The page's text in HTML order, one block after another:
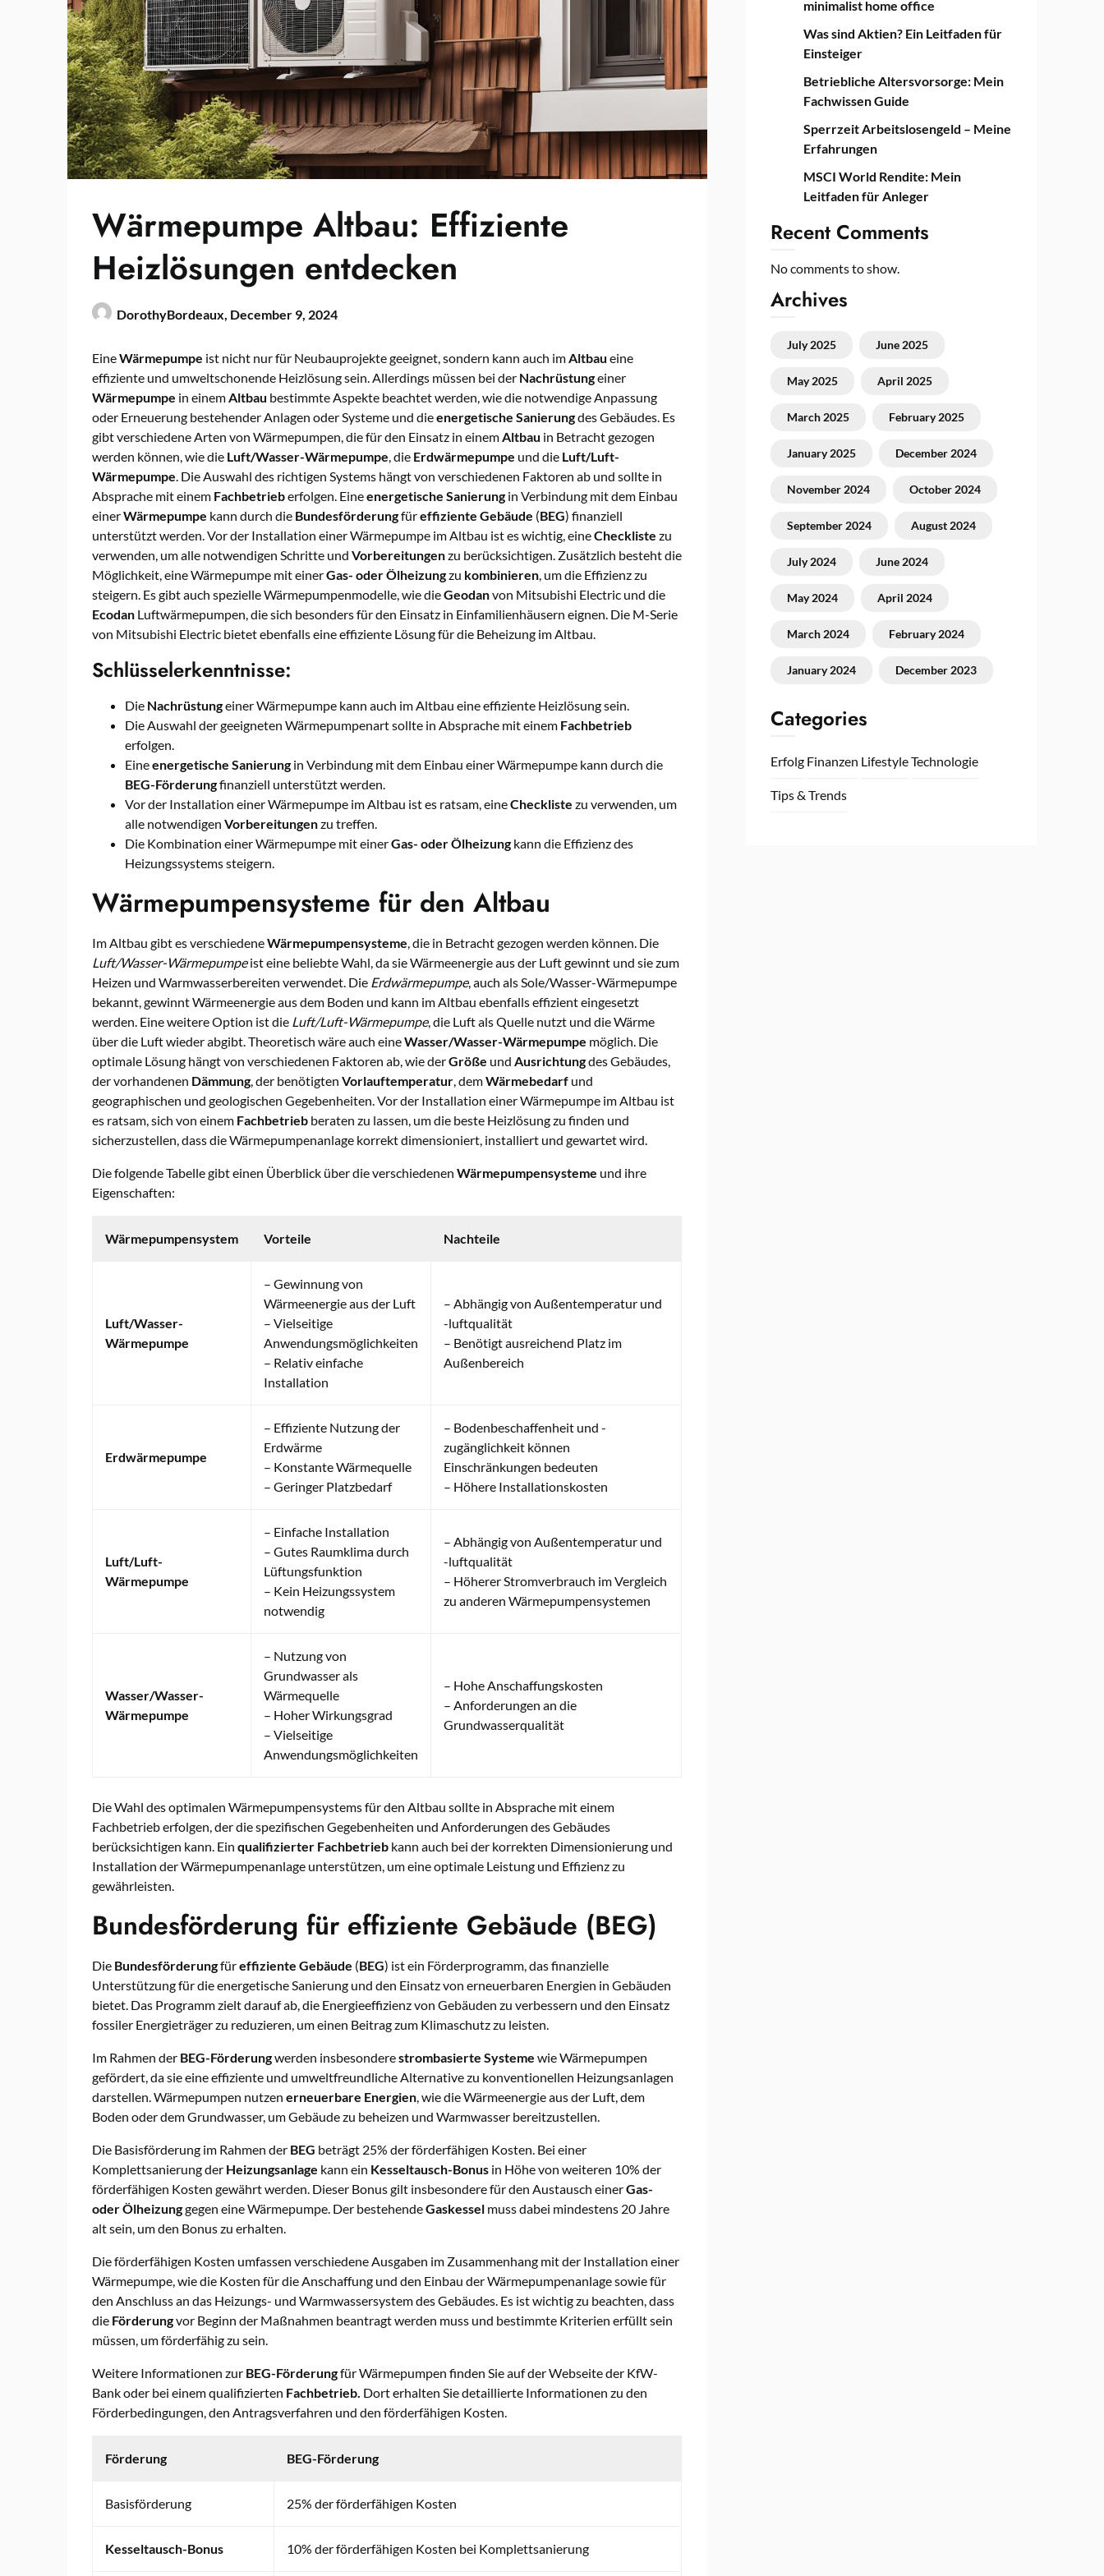
Wärmepumpe Altbau: Effiziente
Heizlösungen entdecken
DorothyBordeaux, December 9, 2024
EineWärmepumpe ist nicht nur für Neubauprojekte geeignet, sondern kann auch imAltbau eine
effiziente und umweltschonende Heizlösung sein. Allerdings müssen bei der Nachrüstungeiner
Wärmepumpe in einemAltbau bestimmte Aspekte beachtet werden, wie die notwendige Anpassung
oder Erneuerung bestehender Anlagen oder Systeme und dieenergetische Sanierungdes Gebäudes. Es
gibt verschiedene Arten von Wärmepumpen, die für den Einsatz in einemAltbau in Betracht gezogen
werden können, wie die Luft/Wasser-Wärmepumpe, die Erdwärmepumpe und die Luft/Luft-
Wärmepumpe. Die Auswahl des richtigen Systems hängt von verschiedenen Faktoren ab und sollte in
Absprache mit einem Fachbetrieberfolgen. Eineenergetische Sanierung in Verbindung mit dem Einbau
einerWärmepumpe kann durch die Bundesförderungfüreffiziente Gebäude (BEG) finanziell
unterstützt werden. Vor der Installation einer Wärmepumpe im Altbau ist es wichtig, eineCheckliste zu
verwenden, um alle notwendigen Schritte und Vorbereitungenzu berücksichtigen. Zusätzlich besteht die
Möglichkeit, eine Wärmepumpe mit einerGas- oder Ölheizungzu kombinieren, um die Effizienz zu
steigern. Es gibt auch spezielle Wärmepumpenmodelle, wie dieGeodanvon Mitsubishi Electric und die
Ecodan Luftwärmepumpen, die sich besonders für den Einsatz in Einfamilienhäusern eignen. Die M-Serie
von Mitsubishi Electric bietet ebenfalls eine effiziente Lösung für die Beheizung im Altbau.
Schlüsselerkenntnisse:
Die Nachrüstungeiner Wärmepumpe kann auch im Altbau eine effiziente Heizlösung sein.
Die Auswahl der geeigneten Wärmepumpenart sollte in Absprache mit einem Fachbetrieb
erfolgen.
Eineenergetische Sanierung in Verbindung mit dem Einbau einer Wärmepumpe kann durch die
BEG-Förderungfinanziell unterstützt werden.
Vor der Installation einer Wärmepumpe im Altbau ist es ratsam, eineCheckliste zu verwenden, um
alle notwendigen Vorbereitungenzu treffen.
Die Kombination einer Wärmepumpe mit einerGas- oder Ölheizung kann die Effizienz des
Heizungssystems steigern.
Wärmepumpensysteme für den Altbau
Im Altbau gibt es verschiedeneWärmepumpensysteme, die in Betracht gezogen werden können. Die
Luft/Wasser-Wärmepumpeist eine beliebte Wahl, da sie Wärmeenergie aus der Luft gewinnt und sie zum
Heizen und Warmwasserbereiten verwendet. Die Erdwärmepumpe, auch als Sole/Wasser-Wärmepumpe
bekannt, gewinnt Wärmeenergie aus dem Boden und kann im Altbau ebenfalls effizient eingesetzt
werden. Eine weitere Option ist die Luft/Luft-Wärmepumpe, die Luft als Quelle nutzt und die Wärme
über die Luft wieder abgibt. Theoretisch wäre auch eineWasser/Wasser-Wärmepumpe möglich. Die
optimale Lösung hängt von verschiedenen Faktoren ab, wie derGröße und Ausrichtungdes Gebäudes,
der vorhandenen Dämmung, der benötigten Vorlauftemperatur, demWärmebedarf und
geographischen und geologischen Gegebenheiten. Vor der Installation einer Wärmepumpe im Altbau ist
es ratsam, sich von einem Fachbetrieb beraten zu lassen, um die beste Heizlösung zu finden und
sicherzustellen, dass die Wärmepumpenanlage korrekt dimensioniert, installiert und gewartet wird.
Die folgende Tabelle gibt einen Überblick über die verschiedenen Wärmepumpensysteme und ihre
Eigenschaften:
Wärmepumpensystem Vorteile Nachteile
Luft/Wasser-
Wärmepumpe
– Gewinnung von
Wärmeenergie aus der Luft
– Vielseitige
Anwendungsmöglichkeiten
– Relativ einfache
Installation
– Abhängig von Außentemperatur und
-luftqualität
– Benötigt ausreichend Platz im
Außenbereich
Erdwärmepumpe
– Effiziente Nutzung der
Erdwärme
– Konstante Wärmequelle
– Geringer Platzbedarf
– Bodenbeschaffenheit und -
zugänglichkeit können
Einschränkungen bedeuten
– Höhere Installationskosten
Luft/Luft-
Wärmepumpe
– Einfache Installation
– Gutes Raumklima durch
Lüftungsfunktion
– Kein Heizungssystem
notwendig
– Abhängig von Außentemperatur und
-luftqualität
– Höherer Stromverbrauch im Vergleich
zu anderen Wärmepumpensystemen
Wasser/Wasser-
Wärmepumpe
– Nutzung von
Grundwasser als
Wärmequelle
– Hoher Wirkungsgrad
– Vielseitige
Anwendungsmöglichkeiten
– Hohe Anschaffungskosten
– Anforderungen an die
Grundwasserqualität
Die Wahl des optimalen Wärmepumpensystems für den Altbau sollte in Absprache mit einem
Fachbetrieb erfolgen, der die spezifischen Gegebenheiten und Anforderungen des Gebäudes
berücksichtigen kann. Ein qualifizierter Fachbetrieb kann auch bei der korrekten Dimensionierung und
Installation der Wärmepumpenanlage unterstützen, um eine optimale Leistung und Effizienz zu
gewährleisten.
Bundesförderung für effiziente Gebäude (BEG)
Die Bundesförderungfüreffiziente Gebäude (BEG) ist ein Förderprogramm, das finanzielle
Unterstützung für die energetische Sanierung und den Einsatz von erneuerbaren Energien in Gebäuden
bietet. Das Programm zielt darauf ab, die Energieeffizienz von Gebäuden zu verbessern und den Einsatz
fossiler Energieträger zu reduzieren, um einen Beitrag zum Klimaschutz zu leisten.
Im Rahmen der BEG-Förderungwerden insbesonderestrombasierte Systeme wie Wärmepumpen
gefördert, da sie eine effiziente und umweltfreundliche Alternative zu konventionellen Heizungsanlagen
darstellen. Wärmepumpen nutzen erneuerbare Energien, wie die Wärmeenergie aus der Luft, dem
Boden oder dem Grundwasser, um Gebäude zu beheizen und Warmwasser bereitzustellen.
Die Basisförderung im Rahmen der BEG beträgt 25% der förderfähigen Kosten. Bei einer
Komplettsanierung der Heizungsanlage kann ein Kesseltausch-Bonus in Höhe von weiteren 10% der
förderfähigen Kosten gewährt werden. Dieser Bonus gilt insbesondere für den Austausch einerGas-
oder Ölheizunggegen eine Wärmepumpe. Der bestehendeGaskessel muss dabei mindestens 20 Jahre
alt sein, um den Bonus zu erhalten.
Die förderfähigen Kosten umfassen verschiedene Ausgaben im Zusammenhang mit der Installation einer
Wärmepumpe, wie die Kosten für die Anschaffung und den Einbau der Wärmepumpenanlage sowie für
den Anschluss an das Heizungs- und Warmwassersystem des Gebäudes. Es ist wichtig zu beachten, dass
die Förderungvor Beginn der Maßnahmen beantragt werden muss und bestimmte Kriterien erfüllt sein
müssen, um förderfähig zu sein.
Weitere Informationen zur BEG-Förderungfür Wärmepumpen finden Sie auf der Webseite der KfW-
Bank oder bei einem qualifizierten Fachbetrieb. Dort erhalten Sie detaillierte Informationen zu den
Förderbedingungen, den Antragsverfahren und den förderfähigen Kosten.
Förderung BEG-Förderung
Basisförderung 25% der förderfähigen Kosten
Kesseltausch-Bonus 10% der förderfähigen Kosten bei Komplettsanierung
minimalist home office
Was sind Aktien? Ein Leitfaden für
Einsteiger
Betriebliche Altersvorsorge: Mein
Fachwissen Guide
Sperrzeit Arbeitslosengeld – Meine
Erfahrungen
MSCI World Rendite: Mein
Leitfaden für Anleger
Recent Comments
No comments to show.
Archives
July 2025 June 2025
May 2025 April 2025
March 2025 February 2025
January 2025 December 2024
November 2024 October 2024
September 2024 August 2024
July 2024 June 2024
May 2024 April 2024
March 2024 February 2024
January 2024 December 2023
Categories
Erfolg Finanzen LifestyleTechnologie
Tips & Trends